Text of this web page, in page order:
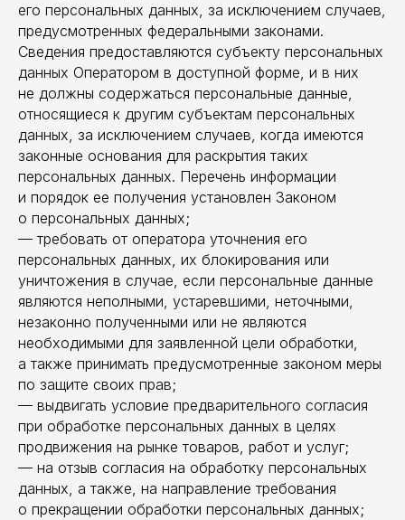
его персональных данных, за исключением случаев,
предусмотренных федеральными законами.
Сведения предоставляются субъекту персональных
данных Оператором в доступной форме, и в них
не должны содержаться персональные данные,
относящиеся к другим субъектам персональных
данных, за исключением случаев, когда имеются
законные основания для раскрытия таких
персональных данных. Перечень информации
и порядок ее получения установлен Законом
о персональных данных;
— требовать от оператора уточнения его
персональных данных, их блокирования или
уничтожения в случае, если персональные данные
являются неполными, устаревшими, неточными,
незаконно полученными или не являются
необходимыми для заявленной цели обработки,
а также принимать предусмотренные законом меры
по защите своих прав;
— выдвигать условие предварительного согласия
при обработке персональных данных в целях
продвижения на рынке товаров, работ и услуг;
— на отзыв согласия на обработку персональных
данных, а также, на направление требования
о прекращении обработки персональных данных;